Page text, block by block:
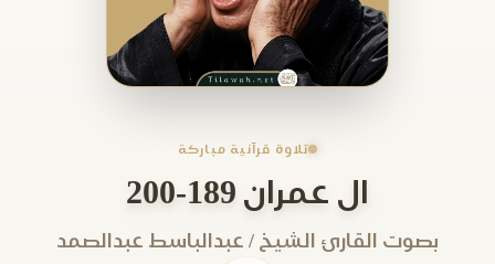
تلاوة قرآنية مباركة
ال عمران 189-200
بصوت القارئ الشيخ / عبدالباسط عبدالصمد